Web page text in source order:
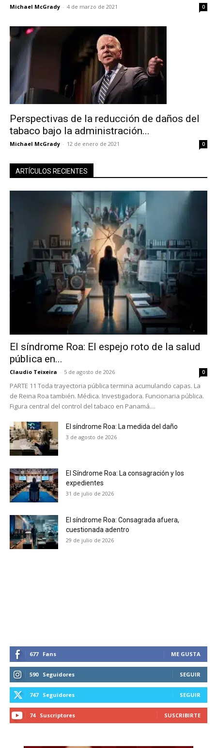
No te pierdas de las
últimas noticias
Suscríbete a nuestro boletín diario y
recibe todas las noticias del vapeo y la
electrónico.
Subscribe to our daily clipping and
tobacco harm reduction in your email.
Michael McGrady - 4 de marzo de 2021 0
Perspectivas de la reducción de daños del
tabaco bajo la administración...
Michael McGrady - 12 de enero de 2021 0
ARTÍCULOS RECIENTES
El síndrome Roa: El espejo roto de la salud
pública en...
Claudio Teixeira - 5 de agosto de 2026 0
PARTE 11 Toda trayectoria pública termina acumulando capas. La
de Reina Roa también. Médica. Investigadora. Funcionaria pública.
Figura central del control del tabaco en Panamá....
El síndrome Roa: La medida del daño
3 de agosto de 2026
El Síndrome Roa: La consagración y los
expedientes
31 de julio de 2026
El síndrome Roa: Consagrada afuera,
cuestionada adentro
29 de julio de 2026
677 Fans ME GUSTA
590 Seguidores SEGUIR
747 Seguidores SEGUIR
74 Suscriptores SUSCRIBIRTE